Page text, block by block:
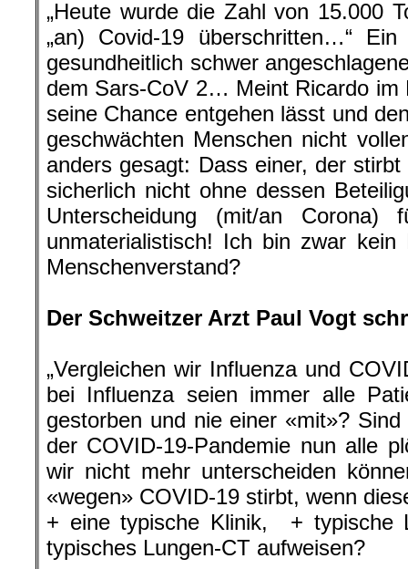
„Heute wurde die Zahl von 15.000
„an) Covid-19 überschritten…“
gesundheitlich schwer
dem Sars-CoV 2… Meint Ricardo im
seine Chance entgehen lässt und
geschwächten Menschen nicht
anders gesagt: Dass einer, der
sicherlich nicht ohne dessen
Unterscheidung (mit/an Corona)
unmaterialistisch! Ich bin zwar kein
Menschenverstand?
Der Schweitzer Arzt Paul Vogt
„Vergleichen wir Influenza und
bei Influenza seien immer alle
gestorben und nie einer «mit»?
der COVID-19-Pandemie nun alle
wir nicht mehr unterscheiden
«wegen» COVID-19 stirbt, wenn
+ eine typische Klinik, + typische
typisches Lungen-CT aufweisen?